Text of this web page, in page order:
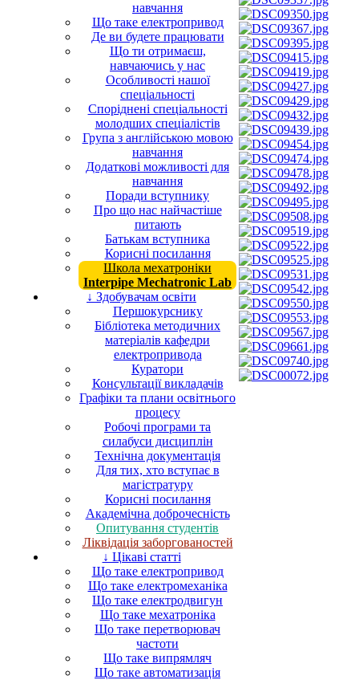
навчання
Що таке електропривод
Де ви будете працювати
Що ти отримаєш,
навчаючись у нас
Особливості нашої
спеціальності
Споріднені спеціальності
молодших спеціалістів
Група з англійською мовою
навчання
Додаткові можливості для
навчання
Поради вступнику
Про що нас найчастіше
питають
Батькам вступника
Корисні посилання
Школа мехатроніки
Interpipe Mechatronic Lab
↓ Здобувачам освіти
Першокурснику
Бібліотека методичних
матеріалів кафедри
електропривода
Куратори
Консультації викладачів
Графіки та плани освітнього
процесу
Робочі програми та
силабуси дисциплін
Технічна документація
Для тих, хто вступає в
магістратуру
Корисні посилання
Академічна доброчесність
Опитування студентів
Ліквідація заборгованостей
↓ Цікаві статті
Що таке електропривод
Що таке електромеханіка
Що таке електродвигун
Що таке мехатроніка
Що таке перетворювач
частоти
Що таке випрямляч
Що таке автоматизація